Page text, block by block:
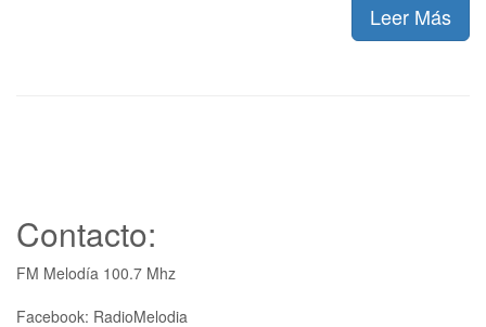
Leer Más
Contacto:
FM Melodía 100.7 Mhz
Facebook: RadioMelodia